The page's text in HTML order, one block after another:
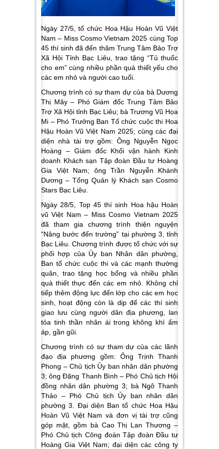
Ngày 27/5, tổ chức Hoa Hậu Hoàn Vũ Việt
Nam – Miss Cosmo Vietnam 2025 cùng Top
45 thí sinh đã đến thăm Trung Tâm Bảo Trợ
Xã Hội Tỉnh Bạc Liêu, trao tặng “Tủ thuốc
cho em” cùng nhiều phần quà thiết yếu cho
các em nhỏ và người cao tuổi.
Chương trình có sự tham dự của bà Dương
Thị Mây – Phó Giám đốc Trung Tâm Bảo
Trợ Xã Hội tỉnh Bạc Liêu; bà Trương Vũ Họa
Mi – Phó Trưởng Ban Tổ chức cuộc thi Hoa
Hậu Hoàn Vũ Việt Nam 2025; cùng các đại
diện nhà tài trợ gồm: Ông Nguyễn Ngọc
Hoàng – Giám đốc Khối vận hành Kinh
doanh Khách sạn Tập đoàn Đầu tư Hoàng
Gia Việt Nam; ông Trần Nguyễn Khánh
Dương – Tổng Quản lý Khách sạn Cosmo
Stars Bạc Liêu.
Ngày 28/5, Top 45 thí sinh Hoa hậu Hoàn
vũ Việt Nam – Miss Cosmo Vietnam 2025
đã tham gia chương trình thiện nguyện
“Nâng bước đến trường” tại phường 3, tỉnh
Bạc Liêu. Chương trình được tổ chức với sự
phối hợp của Ủy ban Nhân dân phường,
Ban tổ chức cuộc thi và các mạnh thường
quân, trao tặng học bổng và nhiều phần
quà thiết thực đến các em nhỏ. Không chỉ
tiếp thêm động lực đến lớp cho các em học
sinh, hoạt động còn là dịp để các thí sinh
giao lưu cùng người dân địa phương, lan
tỏa tinh thần nhân ái trong không khí ấm
áp, gần gũi.
Chương trình có sự tham dự của các lãnh
đạo địa phương gồm: Ông Trịnh Thanh
Phong – Chủ tịch Ủy ban nhân dân phường
3; ông Đặng Thanh Bình – Phó Chủ tịch Hội
đồng nhân dân phường 3; bà Ngô Thanh
Thảo – Phó Chủ tịch Ủy ban nhân dân
phường 3. Đại diện Ban tổ chức Hoa Hậu
Hoàn Vũ Việt Nam và đơn vị tài trợ cũng
góp mặt, gồm bà Cao Thị Lan Thương –
Phó Chủ tịch Công đoàn Tập đoàn Đầu tư
Hoàng Gia Việt Nam; đại diện các công ty